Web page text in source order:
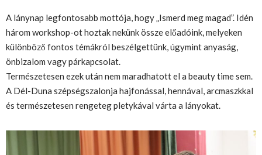
A lánynap legfontosabb mottója, hogy „Ismerd meg magad”. Idén
három workshop-ot hoztak nekünk össze előadóink, melyeken
különböző fontos témákról beszélgettünk, úgymint anyaság,
önbizalom vagy párkapcsolat.
Természetesen ezek után nem maradhatott el a beauty time sem.
A Dél-Duna szépségszalonja hajfonással, hennával, arcmaszkkal
és természetesen rengeteg pletykával várta a lányokat.